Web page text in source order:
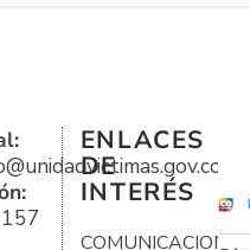
ENLACES
DE
INTERÉS
COMUNICACIONES